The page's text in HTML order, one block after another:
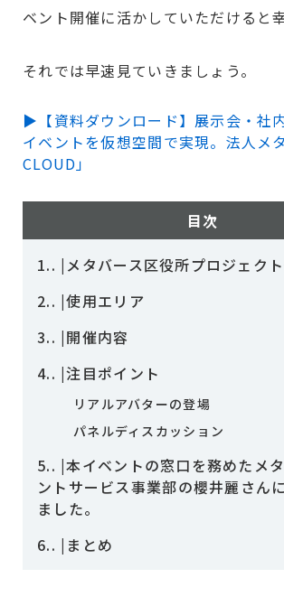
ベント開催に活かしていただけると幸
それでは早速見ていきましょう。
▶【資料ダウンロード】展示会・社
イベントを仮想空間で実現。法人メ
CLOUD」
目次
1. |メタバース区役所プロジェク
2. |使用エリア
3. |開催内容
4. |注目ポイント
リアルアバターの登場
パネルディスカッション
5. |本イベントの窓口を務めたメ
ントサービス事業部の櫻井麗さん
ました。
6. |まとめ